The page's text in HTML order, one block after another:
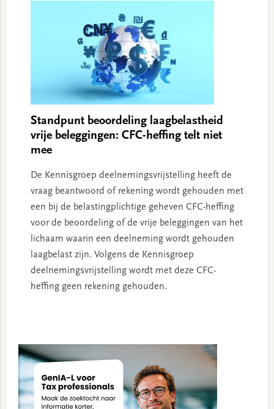
Standpunt beoordeling laagbelastheid
vrije beleggingen: CFC-heffing telt niet
mee
De Kennisgroep deelnemingsvrijstelling heeft de
vraag beantwoord of rekening wordt gehouden met
een bij de belastingplichtige geheven CFC-heffing
voor de beoordeling of de vrije beleggingen van het
lichaam waarin een deelneming wordt gehouden
laagbelast zijn. Volgens de Kennisgroep
deelnemingsvrijstelling wordt met deze CFC-
heffing geen rekening gehouden.
Sidebar